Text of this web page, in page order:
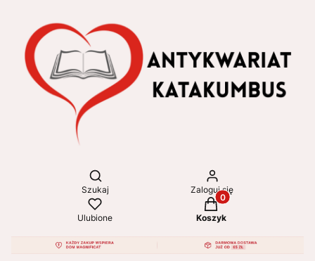
Otwórz wyszukiwarkę
Szukaj Zaloguj się
Ulubione
Produkty w koszyku:
Koszyk